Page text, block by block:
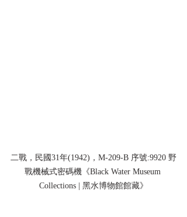
二戰，民國31年(1942)，M-209-B 序號:9920 野
戰機械式密碼機《Black Water Museum
Collections | 黑水博物館館藏》